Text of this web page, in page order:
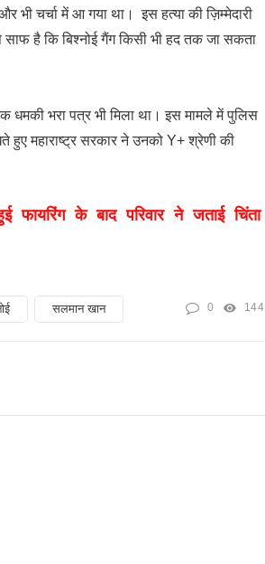
भी चर्चा में आ गया था। इस हत्या की ज़िम्मेदारी
है कि बिश्नोई गैंग किसी भी हद तक जा सकता
भरा पत्र भी मिला था। इस मामले में पुलिस
महाराष्ट्र सरकार ने उनको Y+ श्रेणी की
के बाद परिवार ने जताई चिंता
सलमान खान 0 144